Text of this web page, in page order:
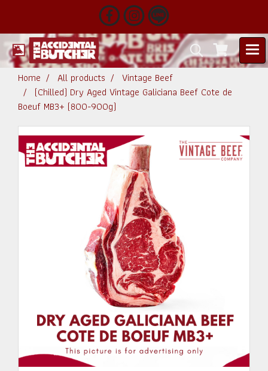
Home All products
Vintage Beef
(Chilled) Dry Aged Vintage Galiciana Beef Cote de
Boeuf MB3+ (800-900g)